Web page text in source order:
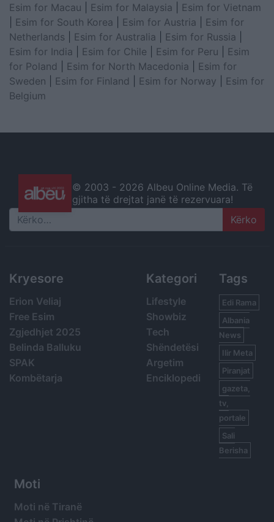
Esim for Macau
Esim for Malaysia
Esim for Vietnam
Esim for South Korea Esim for Austria
Esim for
Netherlands
Esim for Australia Esim for Russia
Esim for India
Esim for Chile Esim for Peru
Esim
for Poland
Esim for North Macedonia
Esim for
Sweden
Esim for Finland Esim for Norway
Esim for
Belgium
© 2003 - 2026 Albeu Online Media. Të
gjitha të drejtat janë të rezervuara!
Search
Kryesore
Erion Veliaj
Free Esim
Zgjedhjet 2025
Belinda Balluku
SPAK
Kombëtarja
Kategori
Lifestyle
Showbiz
Tech
Shëndetësi
Argetim
Enciklopedi
Tags
Edi Rama
Albania
News
Ilir Meta
Piranjat
gazeta,
tv,
portale
Sali
Berisha
Moti
Moti në Tiranë